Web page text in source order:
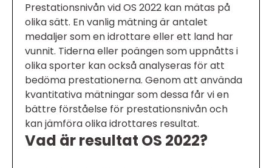
Prestationsnivån vid OS 2022 kan mätas på
olika sätt. En vanlig mätning är antalet
medaljer som en idrottare eller ett land har
vunnit. Tiderna eller poängen som uppnåtts i
olika sporter kan också analyseras för att
bedöma prestationerna. Genom att använda
kvantitativa mätningar som dessa får vi en
bättre förståelse för prestationsnivån och
kan jämföra olika idrottares resultat.
Vad är resultat OS 2022?